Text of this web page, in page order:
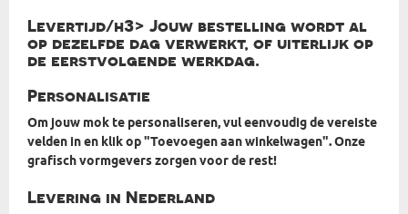
Levertijd/h3> Jouw bestelling wordt al
op dezelfde dag verwerkt, of uiterlijk op
de eerstvolgende werkdag.
Personalisatie
Om jouw mok te personaliseren, vul eenvoudig de vereiste
velden in en klik op "Toevoegen aan winkelwagen". Onze
grafisch vormgevers zorgen voor de rest!
Levering in Nederland